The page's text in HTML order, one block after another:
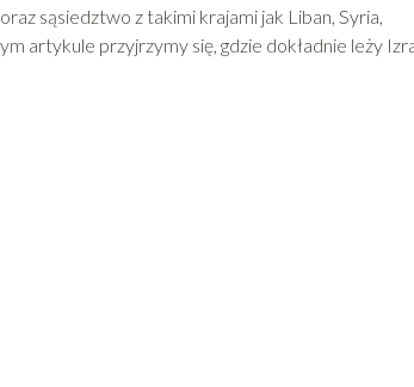
sąsiedztwo z takimi krajami jak Liban, Syria,
artykule przyjrzymy się, gdzie dokładnie leży